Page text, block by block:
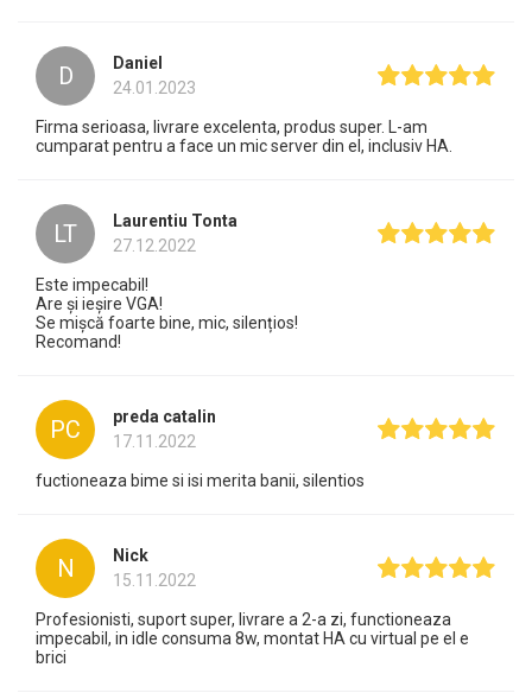
D
Daniel
24.01.2023
Firma serioasa, livrare excelenta, produs super. L-am
cumparat pentru a face un mic server din el, inclusiv HA.
LT
Laurentiu Tonta
27.12.2022
Este impecabil!
Are și ieșire VGA!
Se mișcă foarte bine, mic, silențios!
Recomand!
PC
preda catalin
17.11.2022
fuctioneaza bime si isi merita banii, silentios
N
Nick
15.11.2022
Profesionisti, suport super, livrare a 2-a zi, functioneaza
impecabil, in idle consuma 8w, montat HA cu virtual pe el e
brici